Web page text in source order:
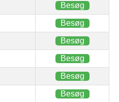
Besøg
Besøg
Besøg
Besøg
Besøg
Besøg